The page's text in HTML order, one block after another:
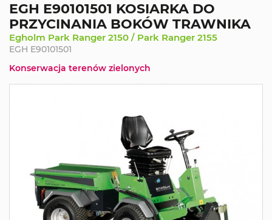
EGH E90101501 KOSIARKA DO
PRZYCINANIA BOKÓW TRAWNIKA
Egholm Park Ranger 2150 / Park Ranger 2155
EGH E90101501
Konserwacja terenów zielonych